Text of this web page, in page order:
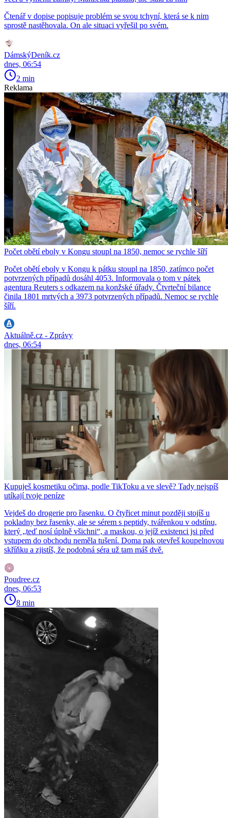
Čtenář v dopise popisuje problém se svou tchyní, která se k nim
sprostě nastěhovala. On ale situaci vyřešil po svém.
DámskýDeník.cz
dnes, 06:54
2 min
Reklama
Počet obětí eboly v Kongu stoupl na 1850, nemoc se rychle šíří
Počet obětí eboly v Kongu k pátku stoupl na 1850, zatímco počet
potvrzených případů dosáhl 4053. Informovala o tom v pátek
agentura Reuters s odkazem na konžské úřady. Čtvrteční bilance
činila 1801 mrtvých a 3973 potvrzených případů. Nemoc se rychle
šíří.
Aktuálně.cz - Zprávy
dnes, 06:54
Kupuješ kosmetiku očima, podle TikToku a ve slevě? Tady nejspíš
utíkají tvoje peníze
Vejdeš do drogerie pro řasenku. O čtyřicet minut později stojíš u
pokladny bez řasenky, ale se sérem s peptidy, tvářenkou v odstínu,
který „teď nosí úplně všichni“, a maskou, o jejíž existenci jsi před
vstupem do obchodu neměla tušení. Doma pak otevřeš koupelnovou
skříňku a zjistíš, že podobná séra už tam máš dvě.
Poudree.cz
dnes, 06:53
8 min